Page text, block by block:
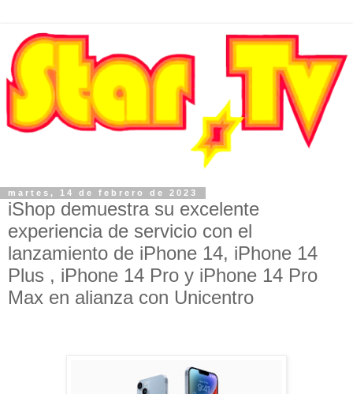
martes, 14 de febrero de 2023
iShop demuestra su excelente
experiencia de servicio con el
lanzamiento de iPhone 14, iPhone 14
Plus , iPhone 14 Pro y iPhone 14 Pro
Max en alianza con Unicentro